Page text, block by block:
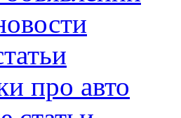
про авто